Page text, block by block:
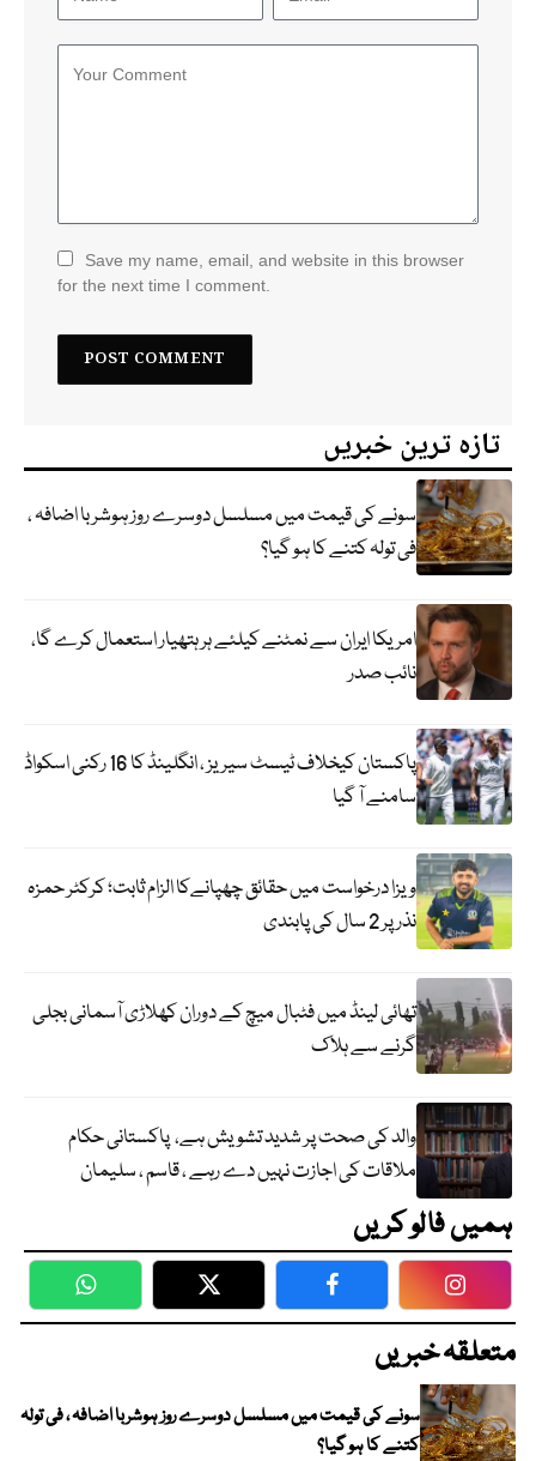
Save my name, email, and website in this browser
for the next time I comment.
تازہ ترین خبریں
سونے کی قیمت میں مسلسل دوسرے روز ہوشربا اضافہ ،
فی تولہ کتنے کا ہو گیا؟
امریکا ایران سے نمٹنے کیلئے ہر ہتھیار استعمال کرے گا،
نائب صدر
پاکستان کیخلاف ٹیسٹ سیریز ، انگلینڈ کا 16 رکنی اسکواڈ
سامنے آ گیا
ویزا درخواست میں حقائق چھپانےکا الزام ثابت؛ کرکٹر حمزہ
نذر پر 2 سال کی پابندی
تھائی لینڈ میں فٹبال میچ کے دوران کھلاڑی آسمانی بجلی
گرنے سے ہلاک
والد کی صحت پر شدید تشویش ہے، پاکستانی حکام
ملاقات کی اجازت نہیں دے رہے ، قاسم ، سلیمان
ہمیں فالو کریں
WhatsApp Twitter Facebook
متعلقہ خبریں
سونے کی قیمت میں مسلسل دوسرے روز ہوشربا اضافہ ، فی تولہ
کتنے کا ہو گیا؟